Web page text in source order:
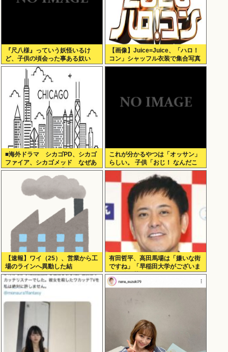
『尺八様』っていう妖怪いるけ
ど、子供の頃会った事ある奴い
る？？
【画像】Juice=Juice、「ハロ！
コン」シャッフル衣装で集合写真
■海外ドラマ シカゴPD、シカゴ
ファイア、シカゴメッド なぜあ
の人は、あそこまで背負うのか
これが分かるやつは「オッサン」
らしい。 子供「おじ！ なんだこ
れは！」
【速報】ワイ（25）、営業から工
場のラインへ異動した結
果・・・・・・
有田哲平、高田馬場は「嫌いな街
ですね」「早稲田大学がございま
す、僕は落ちましたので」